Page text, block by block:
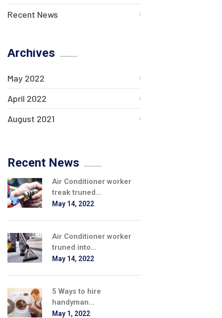
Recent News
Archives
May 2022
April 2022
August 2021
Recent News
Air Conditioner worker
treak truned...
May 14, 2022
Air Conditioner worker
truned into...
May 14, 2022
5 Ways to hire
handyman...
May 1, 2022